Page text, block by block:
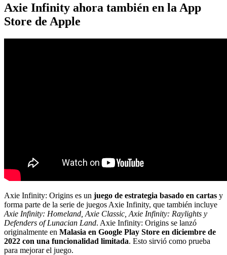
Axie Infinity ahora también en la App
Store de Apple
Axie Infinity: Origins es un juego de estrategia basado en cartas y
forma parte de la serie de juegos Axie Infinity, que también incluye
Axie Infinity: Homeland, Axie Classic, Axie Infinity: Raylights y
Defenders of Lunacian Land. Axie Infinity: Origins se lanzó
originalmente en Malasia en Google Play Store en diciembre de
2022 con una funcionalidad limitada. Esto sirvió como prueba
para mejorar el juego.